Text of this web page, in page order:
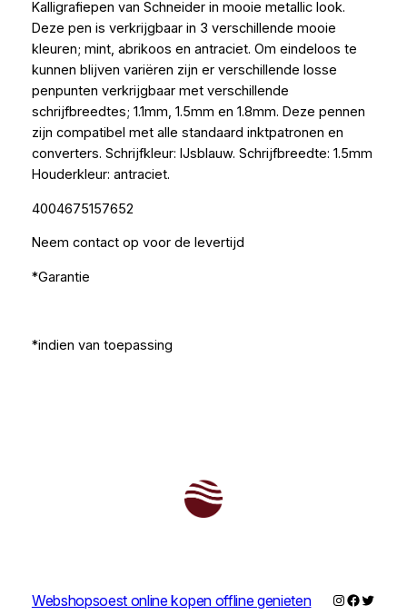
Kalligrafiepen van Schneider in mooie metallic look.
Deze pen is verkrijgbaar in 3 verschillende mooie
kleuren; mint, abrikoos en antraciet. Om eindeloos te
kunnen blijven variëren zijn er verschillende losse
penpunten verkrijgbaar met verschillende
schrijfbreedtes; 1.1mm, 1.5mm en 1.8mm. Deze pennen
zijn compatibel met alle standaard inktpatronen en
converters. Schrijfkleur: IJsblauw. Schrijfbreedte: 1.5mm
Houderkleur: antraciet.
4004675157652
Neem contact op voor de levertijd
*Garantie
*indien van toepassing
Webshopsoest online kopen offline genieten Instagram
Twitter